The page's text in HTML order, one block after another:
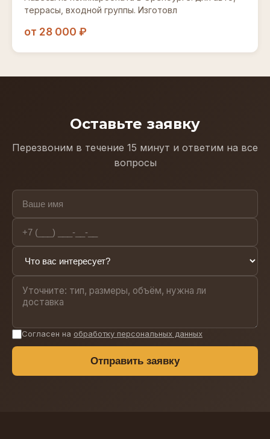
террасы, входной группы. Изготовл
от 28 000 ₽
Оставьте заявку
Перезвоним в течение 15 минут и ответим на все
вопросы
Согласен на обработку персональных данных
Отправить заявку